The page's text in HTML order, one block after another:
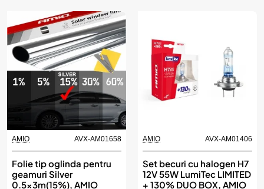
AMIO AVX-AM01658
Folie tip oglinda pentru
geamuri Silver
0.5x3m(15%), AMIO
AMIO AVX-AM01406
Set becuri cu halogen H7
12V 55W LumiTec LIMITED
+ 130% DUO BOX, AMIO